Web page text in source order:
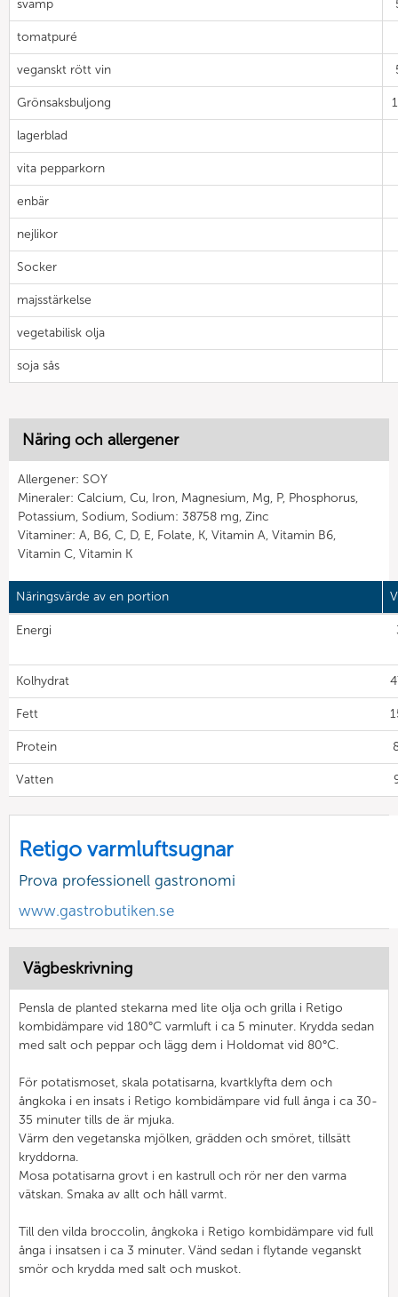
svamp
tomatpuré
veganskt rött vin
Grönsaksbuljong
lagerblad
vita pepparkorn
enbär
nejlikor
Socker
majsstärkelse
vegetabilisk olja
soja sås
Näring och allergener
Allergener: SOY
Mineraler: Calcium, Cu, Iron, Magnesium, Mg, P, Phosphorus,
Potassium, Sodium, Sodium: 38758 mg, Zinc
Vitaminer: A, B6, C, D, E, Folate, K, Vitamin A, Vitamin B6,
Vitamin C, Vitamin K
Näringsvärde av en portion
Energi
Kolhydrat
Fett
Protein
Vatten
Retigo varmluftsugnar
Prova professionell gastronomi
www.gastrobutiken.se
Vägbeskrivning
Pensla de planted stekarna med lite olja och grilla i Retigo
kombidämpare vid 180°C varmluft i ca 5 minuter. Krydda sedan
med salt och peppar och lägg dem i Holdomat vid 80°C.
För potatismoset, skala potatisarna, kvartklyfta dem och
ångkoka i en insats i Retigo kombidämpare vid full ånga i ca 30-
35 minuter tills de är mjuka.
Värm den vegetanska mjölken, grädden och smöret, tillsätt
kryddorna.
Mosa potatisarna grovt i en kastrull och rör ner den varma
vätskan. Smaka av allt och håll varmt.
Till den vilda broccolin, ångkoka i Retigo kombidämpare vid full
ånga i insatsen i ca 3 minuter. Vänd sedan i flytande veganskt
smör och krydda med salt och muskot.